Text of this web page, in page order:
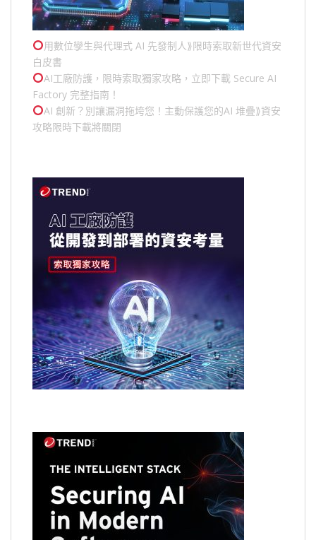
用數位孿生與代理式 AI 先發制人⟫限時索取新世代資安
白皮書
AI工廠防護，限時索取獨家攻略，立即下載 Secure AI
Factory 完整指南！
AI 創新？別讓漏洞拖垮您！主動保護您的AI 堆疊⟫資安
攻略限時下載將關閉